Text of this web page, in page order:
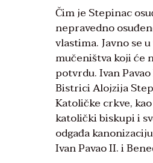
Čim je Stepinac
nepravedno
vlastima. Javno se
mučeništva koji će
potvrdu. Ivan
Bistrici Alojzija
Katoličke crkve,
katolički biskupi i
odgađa
Ivan Pavao II. i